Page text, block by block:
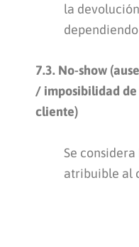
la
7.3. No-show
/ imposibilidad
cliente)
Se
atribuible al